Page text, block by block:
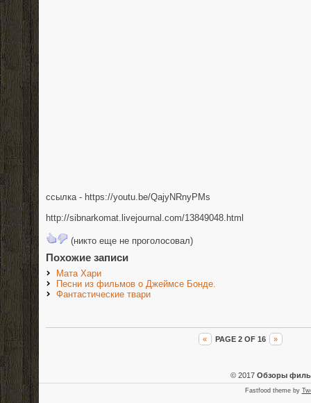
ссылка - https://youtu.be/QajyNRnyPMs
http://sibnarkomat.livejournal.com/13849048.html
(никто еще не проголосовал)
Похожие записи
Мата Хари
Песни из фильмов о Джеймсе Бонде.
Фантастические твари
« PAGE 2 OF 16 »
© 2017 Обзоры
Fastfood theme by